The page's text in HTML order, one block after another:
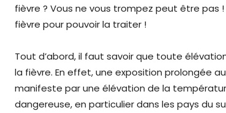
fièvre ? Vous ne vous trompez peut être
fièvre pour pouvoir la traiter !
Tout d’abord, il faut savoir que toute
la fièvre. En effet, une exposition prolongée
manifeste par une élévation de la
dangereuse, en particulier dans les pays du